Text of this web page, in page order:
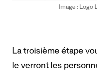
Image : Logo
La troisième étape
le verront les